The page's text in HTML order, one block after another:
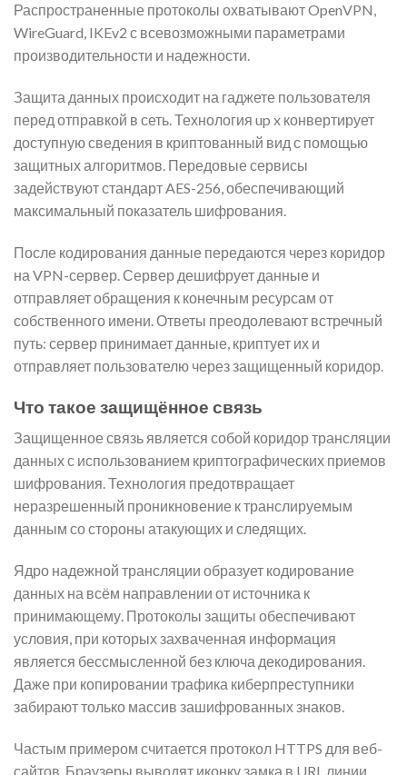
Распространенные протоколы охватывают OpenVPN,
WireGuard, IKEv2 с всевозможными параметрами
производительности и надежности.
Защита данных происходит на гаджете пользователя
перед отправкой в сеть. Технология up x конвертирует
доступную сведения в криптованный вид с помощью
защитных алгоритмов. Передовые сервисы
задействуют стандарт AES-256, обеспечивающий
максимальный показатель шифрования.
После кодирования данные передаются через коридор
на VPN-сервер. Сервер дешифрует данные и
отправляет обращения к конечным ресурсам от
собственного имени. Ответы преодолевают встречный
путь: сервер принимает данные, криптует их и
отправляет пользователю через защищенный коридор.
Что такое защищённое связь
Защищенное связь является собой коридор трансляции
данных с использованием криптографических приемов
шифрования. Технология предотвращает
неразрешенный проникновение к транслируемым
данным со стороны атакующих и следящих.
Ядро надежной трансляции образует кодирование
данных на всём направлении от источника к
принимающему. Протоколы защиты обеспечивают
условия, при которых захваченная информация
является бессмысленной без ключа декодирования.
Даже при копировании трафика киберпреступники
забирают только массив зашифрованных знаков.
Частым примером считается протокол HTTPS для веб-
сайтов. Браузеры выводят иконку замка в URL линии,